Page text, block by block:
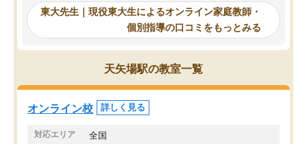
れるので、親としても安心です。毎日
使える自習室とかもあり、わからない
ところがあれば先生が回答してくれる
のも重宝しています。
自習室が毎日使えていつ
るのが心強かったよう
謝です。
東大先生｜現役東大生によるオンライン家庭教師・
個別指導の口コミをもっとみる
天矢場駅の教室一覧
オンライン校 詳しく見る
対応エリア 全国